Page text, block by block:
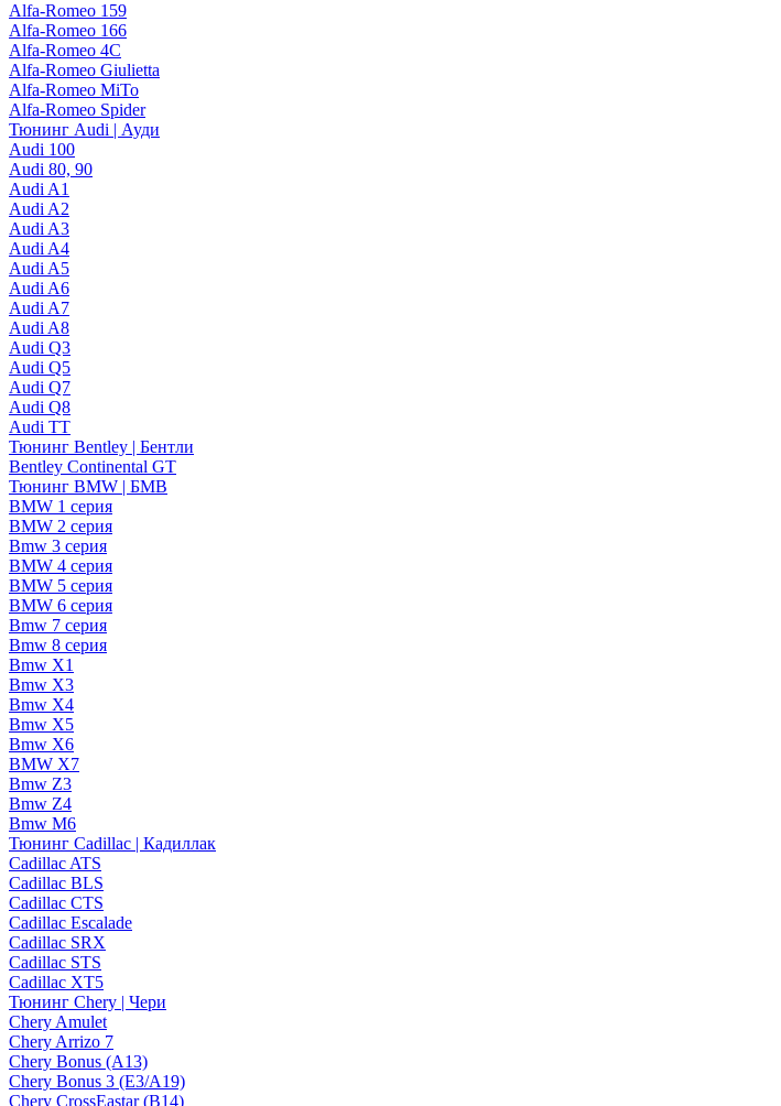
Alfa-Romeo 159
Alfa-Romeo 166
Alfa-Romeo 4C
Alfa-Romeo Giulietta
Alfa-Romeo MiTo
Alfa-Romeo Spider
Тюнинг Audi | Ауди
Audi 100
Audi 80, 90
Audi A1
Audi A2
Audi A3
Audi A4
Audi A5
Audi A6
Audi A7
Audi A8
Audi Q3
Audi Q5
Audi Q7
Audi Q8
Audi TT
Тюнинг Bentley | Бентли
Bentley Continental GT
Тюнинг BMW | БМВ
BMW 1 серия
BMW 2 серия
Bmw 3 серия
BMW 4 серия
BMW 5 серия
BMW 6 серия
Bmw 7 серия
Bmw 8 серия
Bmw X1
Bmw X3
Bmw X4
Bmw X5
Bmw X6
BMW X7
Bmw Z3
Bmw Z4
Bmw М6
Тюнинг Cadillac | Кадиллак
Cadillac ATS
Cadillac BLS
Cadillac CTS
Cadillac Escalade
Cadillac SRX
Cadillac STS
Cadillac XT5
Тюнинг Chery | Чери
Chery Amulet
Chery Arrizo 7
Chery Bonus (A13)
Chery Bonus 3 (E3/A19)
Chery CrossEastar (B14)